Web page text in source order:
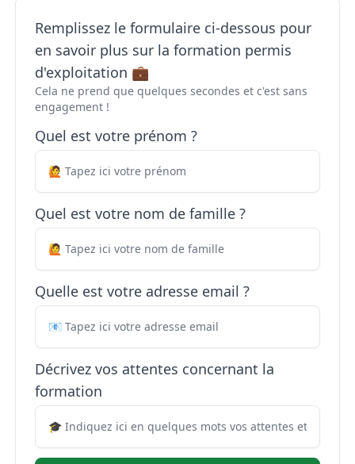
Remplissez le formulaire ci-dessous pour
en savoir plus sur la formation permis
d'exploitation 💼
Cela ne prend que quelques secondes et c'est sans
engagement !
Quel est votre prénom ?
Quel est votre nom de famille ?
Quelle est votre adresse email ?
Décrivez vos attentes concernant la
formation